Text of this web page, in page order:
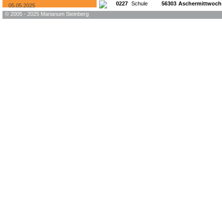
05.05.2025
0227 Schule 56303
© 2005 - 2025 Marianum Steinberg